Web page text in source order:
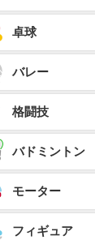
卓球
バレー
格闘技
バドミントン
モーター
フィギュア